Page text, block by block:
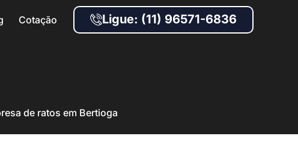
Cotação Ligue: (11) 96571-6836
de ratos em Bertioga